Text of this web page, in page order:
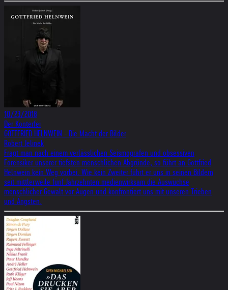
10/23/2018
Der Konterfei
GOTTFRIED HELNWEIN - Die Macht der Bilder
Robert Jelinek
Fragt man nach einem verlässlichen Seismografen und obsessiven
Forensiker unserer tiefsten menschlichen Abgründe, so führt an Gottfried
Helnwein kein Weg vorbei. Wie kein Zweiter führt er uns in seinen Bildern
seit mittlerweile fünf Jahrzehnten medienwirksam die Auswüchse
menschlicher Gewalt vor Augen und konfrontiert uns mit unseren Trieben
und Ängsten.